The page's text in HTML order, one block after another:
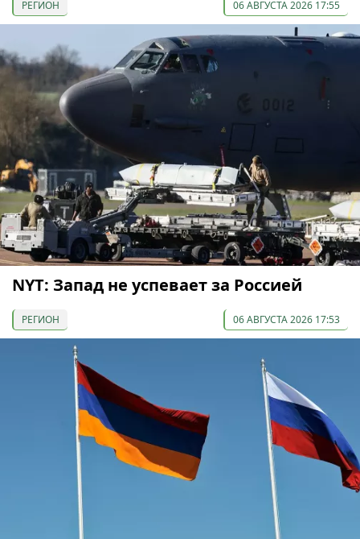
РЕГИОН 06 АВГУСТА 2026 17:55
NYT: Запад не успевает за Россией
РЕГИОН 06 АВГУСТА 2026 17:53